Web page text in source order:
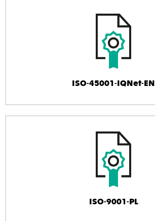
ISO-45001-IQNet-EN
ISO-9001-PL